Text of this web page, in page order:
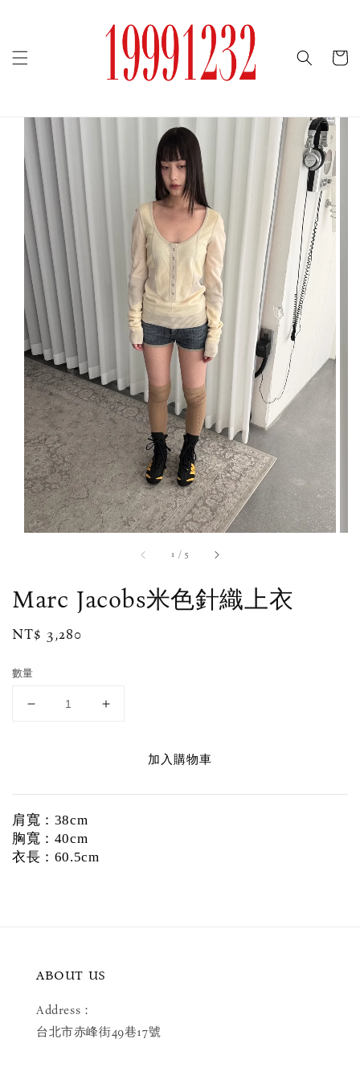
1 /5
Marc Jacobs米色針織上衣
Regular
NT$ 3,280
數量
加入購物車
肩寬：38cm
胸寬：40cm
衣長：60.5cm
ABOUT US
Address：
台北市赤峰街49巷17號